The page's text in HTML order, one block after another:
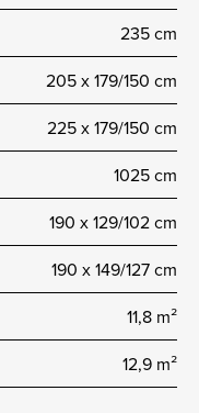
235 cm
205 x 179/150 cm
225 x 179/150 cm
1025 cm
190 x 129/102 cm
190 x 149/127 cm
11,8 m²
12,9 m²